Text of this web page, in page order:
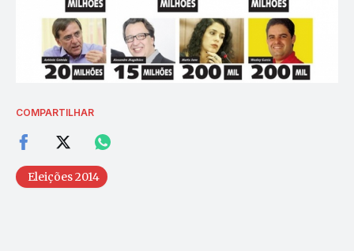
COMPARTILHAR
Eleições 2014